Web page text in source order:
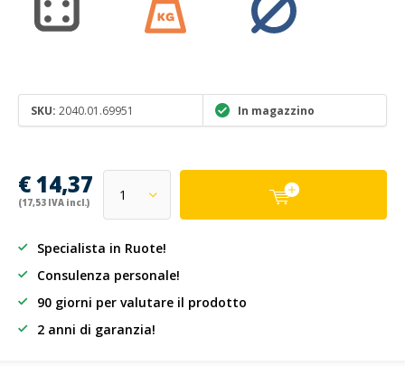
SKU: 2040.01.69951 In magazzino
€ 14,37
(17,53 IVA incl.)
Specialista in Ruote!
Consulenza personale!
90 giorni per valutare il prodotto
2 anni di garanzia!